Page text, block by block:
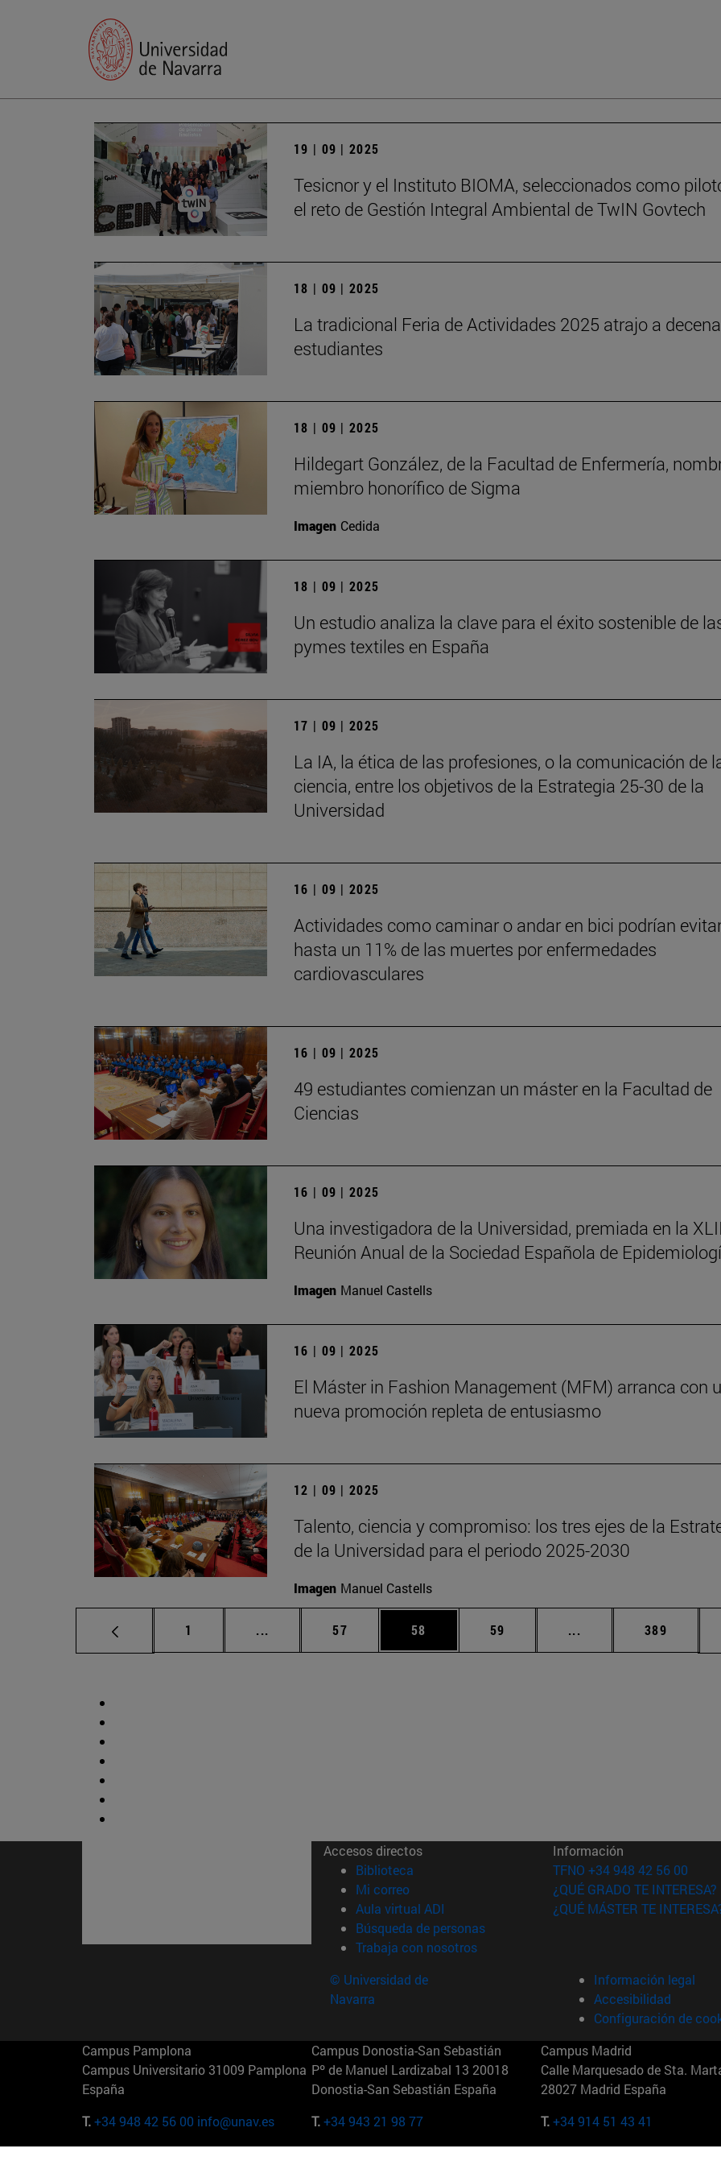
19 | 09 | 2025
Tesicnor y el Instituto BIOMA, seleccionados como
el reto de Gestión Integral Ambiental de TwIN Govtech
18 | 09 | 2025
La tradicional Feria de Actividades 2025 atrajo a
estudiantes
18 | 09 | 2025
Hildegart González, de la Facultad de Enfermería,
miembro honorífico de Sigma
Imagen Cedida
18 | 09 | 2025
Un estudio analiza la clave para el éxito sostenible de
pymes textiles en España
17 | 09 | 2025
La IA, la ética de las profesiones, o la comunicación de
ciencia, entre los objetivos de la Estrategia 25-30 de la
Universidad
16 | 09 | 2025
Actividades como caminar o andar en bici podrían
hasta un 11% de las muertes por enfermedades
cardiovasculares
16 | 09 | 2025
49 estudiantes comienzan un máster en la Facultad de
Ciencias
16 | 09 | 2025
Una investigadora de la Universidad, premiada en la
Reunión Anual de la Sociedad Española de
Imagen Manuel Castells
16 | 09 | 2025
El Máster in Fashion Management (MFM) arranca con
nueva promoción repleta de entusiasmo
12 | 09 | 2025
Talento, ciencia y compromiso: los tres ejes de la
de la Universidad para el periodo 2025-2030
Imagen Manuel Castells
Página
1 ... Páginas intermedias Use TAB para desplazarse.
Página
57 Página
58 Página
59 ... Páginas intermedias
Página
389
Accesos directos
Biblioteca (abre en nueva ventana)
Mi correo(abre en nueva ventana)
Aula virtual ADI (abre en nueva ventana)
Búsqueda de personas(abre en nueva ventana)
Trabaja con nosotros(abre en nueva ventana)
Información
TFNO +34 948 42 56 00
¿QUÉ GRADO TE INTERESA?
¿QUÉ MÁSTER TE
© Universidad de
Navarra
Información legal
Accesibilidad
Configuración de
Campus Pamplona
Campus Universitario 31009 Pamplona
España
T.+34 948 42 56 00 info@unav.es
Campus Donostia-San Sebastián
Pº de Manuel Lardizabal 13 20018
Donostia-San Sebastián España
T.+34 943 21 98 77
Campus Madrid
Calle Marquesado de Sta.
28027 Madrid España
T.+34 914 51 43 41